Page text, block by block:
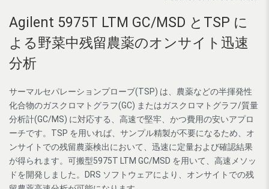
Agilent 5975T LTM GC/MSD とTSP に
よる野菜中残留農薬のオンサイト迅速
分析
サーマルセパレーションプローブ(TSP) は、農薬などの半揮発性
化合物のガスクロマトグラフ(GC) またはガスクロマトグラフ/質量
分析計(GC/MS) に対応する、高速で堅牢、かつ費用の安いアプロ
ーチです。TSP を用いれば、サンプル精製が不要になるため、オ
ンサイトでの残留農薬検出において、迅速に定量および確認結果
が得られます。可搬型5975T LTM GC/MSD を用いて、高速メソッ
ドを開発しました。DRS ソフトウェアにより、オンサイトでの残